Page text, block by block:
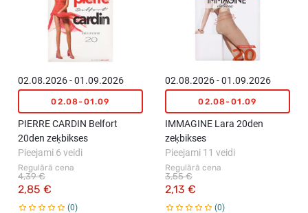
02.08.2026 - 01.09.2026
02.08-01.09
PIERRE CARDIN Belfort
20den zeķbikses
Regulārā cena
2,85 €
4,39 €
Pieejami 6 veidi
0
02.08.2026 - 01.09.2026
02.08-01.09
IMMAGINE Lara 20den
zeķbikses
Regulārā cena
2,13 €
3,55 €
Pieejami 11 veidi
0